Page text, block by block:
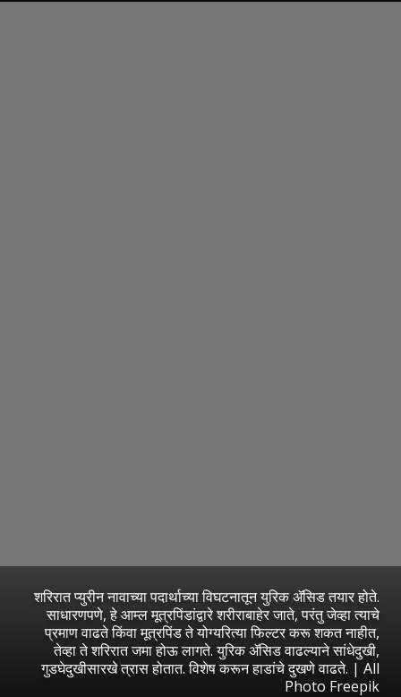
शरिरात प्युरीन नावाच्या पदार्थाच्या विघटनातून युरिक ॲसिड तयार होते.
साधारणपणे, हे आम्ल मूत्रपिंडांद्वारे शरीराबाहेर जाते, परंतु जेव्हा त्याचे
प्रमाण वाढते किंवा मूत्रपिंड ते योग्यरित्या फिल्टर करू शकत नाहीत,
तेव्हा ते शरिरात जमा होऊ लागते. युरिक ॲसिड वाढल्याने सांधेदुखी,
गुडघेदुखीसारखे त्रास होतात. विशेष करून हाडांचे दुखणे वाढते. | All
Photo Freepik